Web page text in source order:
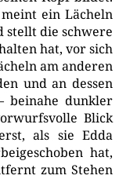
ein Lächeln
stellt die schwe­re
hat, vor sich
am ande­ren
und an des­sen
bei­na­he dunk­ler
Blick
als sie Edda
hat,
zum Ste­hen